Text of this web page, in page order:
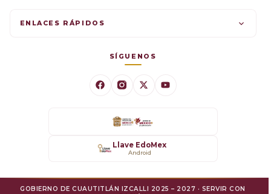
ENLACES RÁPIDOS
SÍGUENOS
Llave EdoMex
Android
GOBIERNO DE CUAUTITLÁN IZCALLI 2025 – 2027 · SERVIR CON